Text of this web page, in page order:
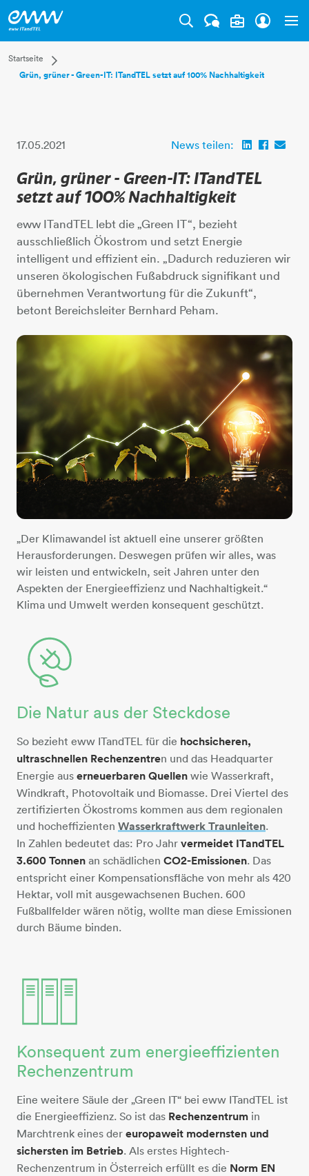
Startseite
Dropdown Startseite
Privatkunden
Grün, grüner - Green-IT: ITandTEL setzt auf 100% Nachhaltigkeit
17.05.2021 News teilen:
Grün, grüner - Green-IT: ITandTEL
setzt auf 100% Nachhaltigkeit
eww ITandTEL lebt die „Green IT“, bezieht
ausschließlich Ökostrom und setzt Energie
intelligent und effizient ein. „Dadurch reduzieren wir
unseren ökologischen Fußabdruck signifikant und
übernehmen Verantwortung für die Zukunft“,
betont Bereichsleiter Bernhard Peham.
„Der Klimawandel ist aktuell eine unserer größten
Herausforderungen. Deswegen prüfen wir alles, was
wir leisten und entwickeln, seit Jahren unter den
Aspekten der Energieeffizienz und Nachhaltigkeit.“
Klima und Umwelt werden konsequent geschützt.
stecker-blatt-oekostrom
Die Natur aus der Steckdose
So bezieht eww ITandTEL für die hochsicheren,
ultraschnellen Rechenzentren und das Headquarter
Energie aus erneuerbaren Quellen wie Wasserkraft,
Windkraft, Photovoltaik und Biomasse. Drei Viertel des
zertifizierten Ökostroms kommen aus dem regionalen
und hocheffizienten Wasserkraftwerk Traunleiten​​​​​​​.
In Zahlen bedeutet das: Pro Jahr vermeidet ITandTEL
3.600 Tonnen an schädlichen CO2-Emissionen. Das
entspricht einer Kompensationsfläche von mehr als 420
Hektar, voll mit ausgewachsenen Buchen. 600
Fußballfelder wären nötig, wollte man diese Emissionen
durch Bäume binden.
3-datentuerme
Konsequent zum energieeffizienten
Rechenzentrum
Eine weitere Säule der „Green IT“ bei eww ITandTEL ist
die Energieeffizienz. So ist das Rechenzentrum in
Marchtrenk eines der europaweit modernsten und
sichersten im Betrieb. Als erstes Hightech-
Rechenzentrum in Österreich erfüllt es die Norm EN